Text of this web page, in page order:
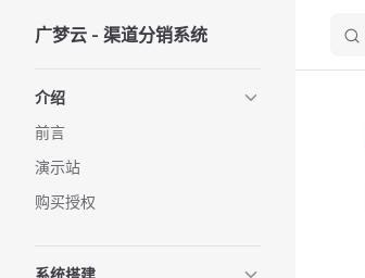
Skip to content
广梦云 - 渠道分销系统
介绍
前言
演示站
购买授权
系统搭建